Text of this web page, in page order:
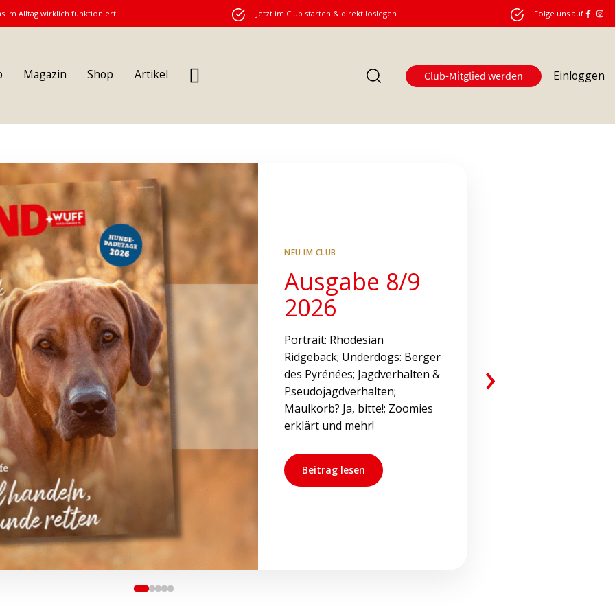
im Alltag wirklich funktioniert. Jetzt im Club starten & direkt loslegen Folge uns auf
Magazin Shop Artikel Club-Mitglied werden Einloggen
NEU IM CLUB
Ausgabe 8/9
2026
Portrait: Rhodesian
Ridgeback; Underdogs: Berger
des Pyrénées; Jagdverhalten &
Pseudojagdverhalten;
Maulkorb? Ja, bitte!; Zoomies
erklärt und mehr!
Beitrag lesen
›